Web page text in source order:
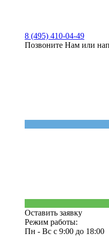
8 (495) 410-04-49
Позвоните Нам или
Оставить заявку
Режим работы:
Пн - Вс с 9:00 до 18:00